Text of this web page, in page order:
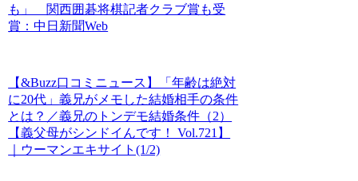
も」 関西囲碁将棋記者クラブ賞も受
賞：中日新聞Web
【&Buzz口コミニュース】「年齢は絶対
に20代」義兄がメモした結婚相手の条件
とは？／義兄のトンデモ結婚条件（2）
【義父母がシンドイんです！ Vol.721】
｜ウーマンエキサイト(1/2)